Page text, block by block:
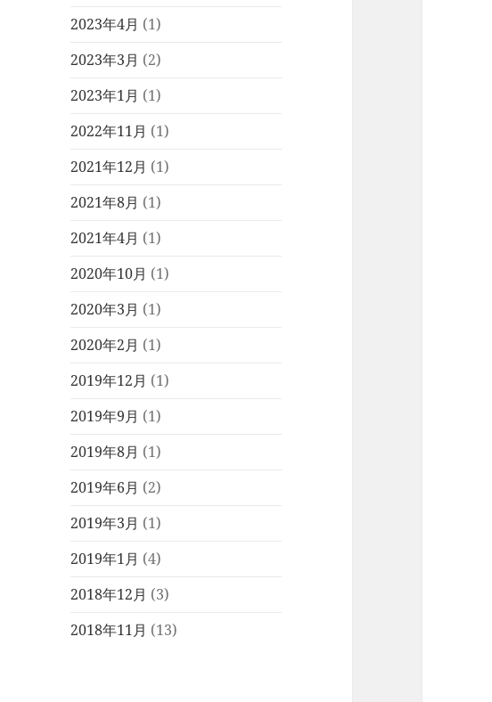
2023年4月 (1)
2023年3月 (2)
2023年1月 (1)
2022年11月 (1)
2021年12月 (1)
2021年8月 (1)
2021年4月 (1)
2020年10月 (1)
2020年3月 (1)
2020年2月 (1)
2019年12月 (1)
2019年9月 (1)
2019年8月 (1)
2019年6月 (2)
2019年3月 (1)
2019年1月 (4)
2018年12月 (3)
2018年11月 (13)